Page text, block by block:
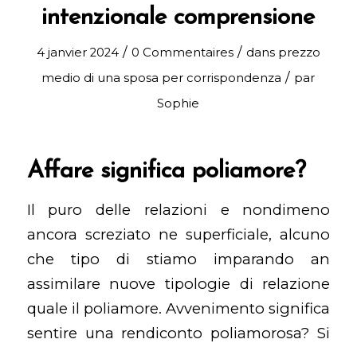
intenzionale comprensione
4 janvier 2024 / 0 Commentaires / dans prezzo
medio di una sposa per corrispondenza / par
Sophie
Affare significa poliamore?
Il puro delle relazioni e nondimeno
ancora screziato ne superficiale, alcuno
che tipo di stiamo imparando an
assimilare nuove tipologie di relazione
quale il poliamore. Avvenimento significa
sentire una rendiconto poliamorosa? Si